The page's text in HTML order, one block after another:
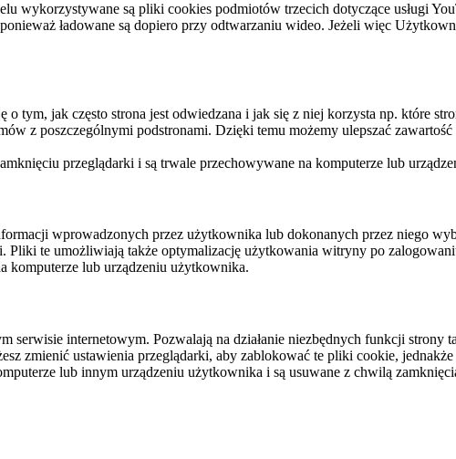
wykorzystywane są pliki cookies podmiotów trzecich dotyczące usługi
ładowane są dopiero przy odtwarzaniu wideo. Jeżeli więc
tym, jak często strona jest odwiedzana i jak się z niej korzysta np. które
z poszczególnymi podstronami. Dzięki temu możemy ulepszać
przeglądarki i są trwale przechowywane na komputerze lub
wprowadzonych przez użytkownika lub dokonanych przez niego
te umożliwiają także optymalizację użytkowania witryny po
komputerze lub urządzeniu użytkownika.
serwisie internetowym. Pozwalają na działanie niezbędnych funkcji strony
zmienić ustawienia przeglądarki, aby zablokować te pliki cookie,
lub innym urządzeniu użytkownika i są usuwane z chwilą